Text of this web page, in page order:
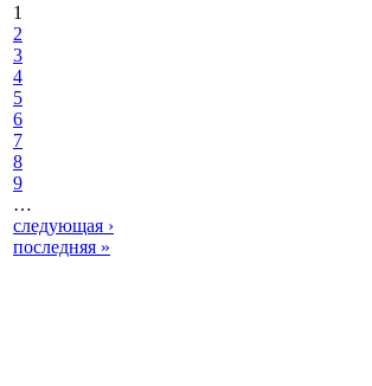
1
2
3
4
5
6
7
8
9
…
следующая ›
последняя »